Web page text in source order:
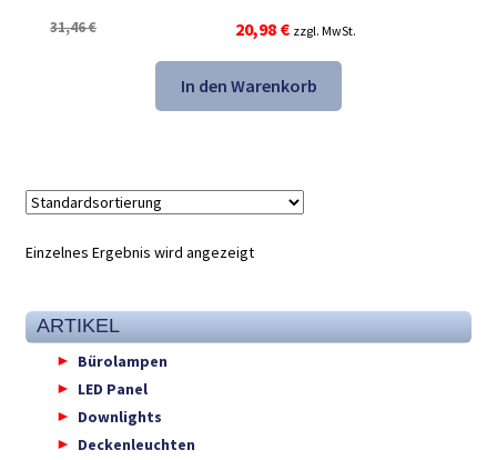
31,46€
Ursprünglicher
Preis
war:
31,46 €
20,98 €Aktueller
Preis
ist:
20,98 €.
zzgl. MwSt.
In den Warenkorb
Einzelnes Ergebnis wird angezeigt
ARTIKEL
Bürolampen
LED Panel
Downlights
Deckenleuchten